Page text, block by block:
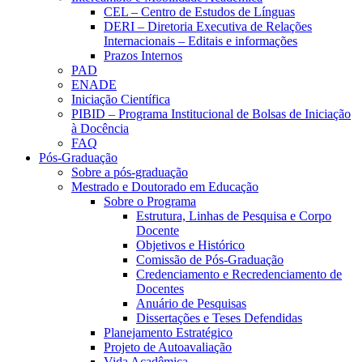
CEL – Centro de Estudos de Línguas
DERI – Diretoria Executiva de Relações
Internacionais – Editais e informações
Prazos Internos
PAD
ENADE
Iniciação Científica
PIBID – Programa Institucional de Bolsas de Iniciação
à Docência
FAQ
Pós-Graduação
Sobre a pós-graduação
Mestrado e Doutorado em Educação
Sobre o Programa
Estrutura, Linhas de Pesquisa e Corpo
Docente
Objetivos e Histórico
Comissão de Pós-Graduação
Credenciamento e Recredenciamento de
Docentes
Anuário de Pesquisas
Dissertações e Teses Defendidas
Planejamento Estratégico
Projeto de Autoavaliação